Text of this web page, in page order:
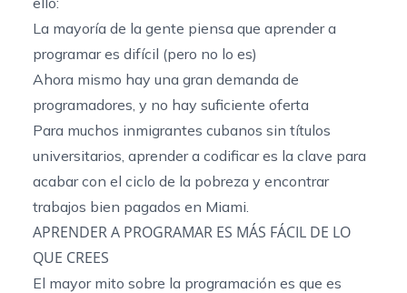
La mayoría de la gente piensa que aprender a
programar es difícil (pero no lo es)
Ahora mismo hay una gran demanda de
programadores, y no hay suficiente oferta
Para muchos inmigrantes cubanos sin títulos
universitarios, aprender a codificar es la clave para
acabar con el ciclo de la pobreza y encontrar
trabajos bien pagados en Miami.
APRENDER A PROGRAMAR ES MÁS FÁCIL DE LO
QUE CREES
El mayor mito sobre la programación es que es